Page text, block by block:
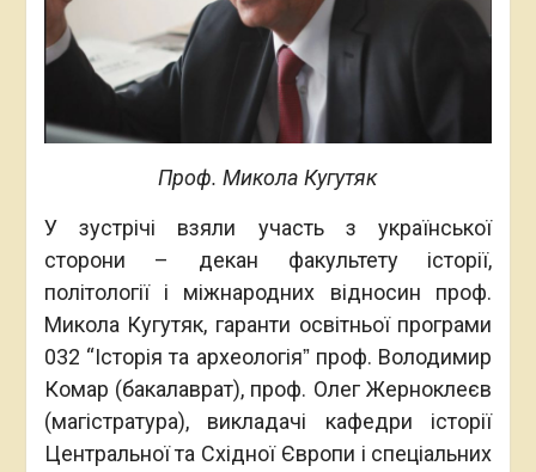
Проф. Микола Кугутяк
У зустрічі взяли участь з української
сторони – декан факультету історії,
політології і міжнародних відносин проф.
Микола Кугутяк, гаранти освітньої програми
032 “Історія та археологіяˮ проф. Володимир
Комар (бакалаврат), проф. Олег Жерноклеєв
(магістратура), викладачі кафедри історії
Центральної та Східної Європи і спеціальних